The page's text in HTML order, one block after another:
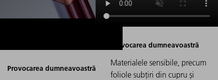
Materialele sensibile, precum
foliole subțiri din cupru și